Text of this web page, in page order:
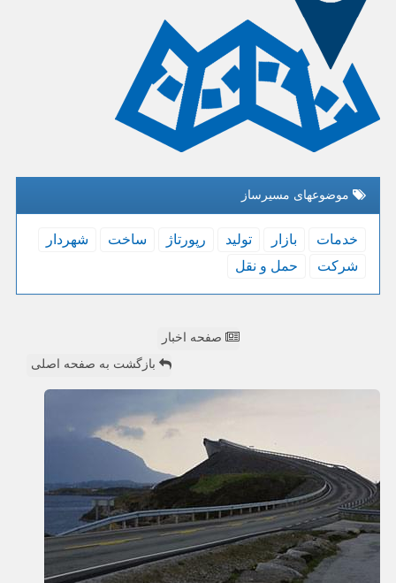
موضوعهای مسیرساز
خدمات بازار تولید رپورتاژ ساخت
شهردار
شركت
حمل و نقل
صفحه اخبار
بازگشت به صفحه اصلی